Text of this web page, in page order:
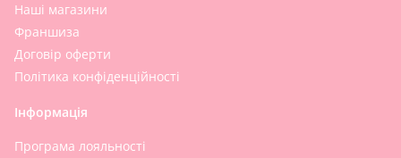
Наші магазини
Франшиза
Договір оферти
Політика конфіденційності
Інформація
Програма лояльності